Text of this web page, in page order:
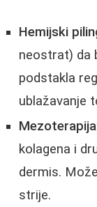
Hemijski
neostrat) da
podstakla
ublažavanje
Mezoterapija
kolagena i
dermis.
strije.